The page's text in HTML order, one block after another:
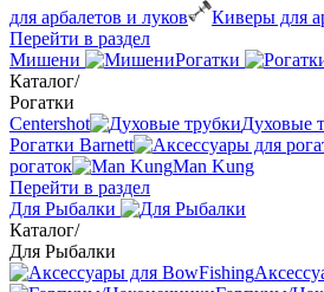
для арбалетов и луков
Киверы для
Перейти в раздел
Мишени
Рогатки
Каталог/
Рогатки
Centershot
Духовые
Рогатки Barnett
рогаток
Man Kung
Перейти в раздел
Для Рыбалки
Каталог/
Для Рыбалки